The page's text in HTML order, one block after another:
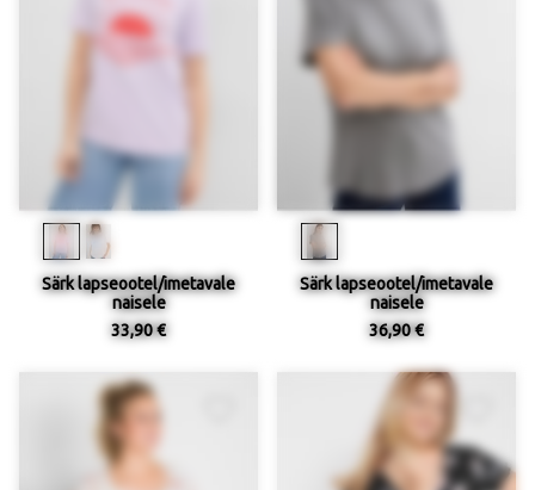
Särk lapseootel/imetavale
naisele
33,90 €
Särk lapseootel/imetavale
naisele
36,90 €